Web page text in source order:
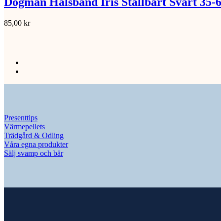
85,00 kr
Presenttips
Värmepellets
Trädgård & Odling
Våra egna produkter
Sälj svamp och bär